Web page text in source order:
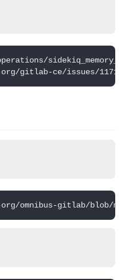
gitlab-ce/issues/1171
omnibus-gitlab/blob/